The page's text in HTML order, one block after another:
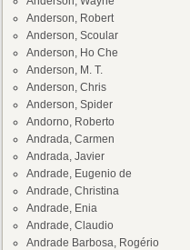
Anderson, Robert
Anderson, Scoular
Anderson, Ho Che
Anderson, M. T.
Anderson, Chris
Anderson, Spider
Andorno, Roberto
Andrada, Carmen
Andrada, Javier
Andrade, Eugenio de
Andrade, Christina
Andrade, Enia
Andrade, Claudio
Andrade Barbosa, Rogério